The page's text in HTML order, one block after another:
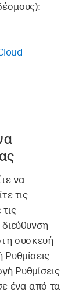
να
τις
συσκευή
Ρυθμίσεις
ένα από τα